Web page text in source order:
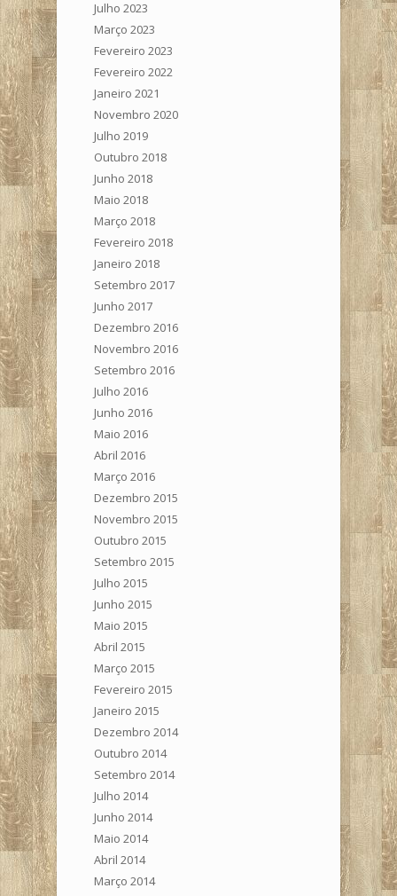
Julho 2023
Março 2023
Fevereiro 2023
Fevereiro 2022
Janeiro 2021
Novembro 2020
Julho 2019
Outubro 2018
Junho 2018
Maio 2018
Março 2018
Fevereiro 2018
Janeiro 2018
Setembro 2017
Junho 2017
Dezembro 2016
Novembro 2016
Setembro 2016
Julho 2016
Junho 2016
Maio 2016
Abril 2016
Março 2016
Dezembro 2015
Novembro 2015
Outubro 2015
Setembro 2015
Julho 2015
Junho 2015
Maio 2015
Abril 2015
Março 2015
Fevereiro 2015
Janeiro 2015
Dezembro 2014
Outubro 2014
Setembro 2014
Julho 2014
Junho 2014
Maio 2014
Abril 2014
Março 2014